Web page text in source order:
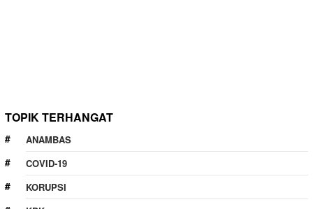
TOPIK TERHANGAT
ANAMBAS
COVID-19
KORUPSI